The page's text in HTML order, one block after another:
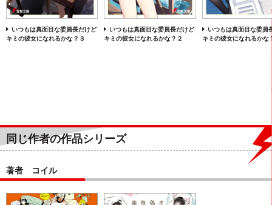
いつもは真面目な委員長だけど
キミの彼女になれるかな？３
いつもは真面目な委員長だけど
キミの彼女になれるかな？２
いつもは真面目な委員
キミの彼女になれるかな
同じ作者の作品シリーズ
著者 コイル